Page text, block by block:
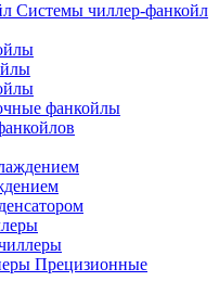
Системы чиллер-фанкойл
фанкойлы
Прецизионные